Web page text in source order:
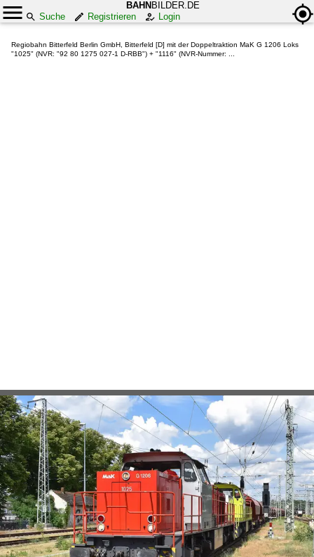
BAHN BILDER.DE
Suche
Registrieren Login
Regiobahn Bitterfeld Berlin GmbH, Bitterfeld [D] mit der Doppeltraktion MaK G 1206 Loks
"1025" (NVR: "92 80 1275 027-1 D-RBB") + "1116" (NVR-Nummer: ...